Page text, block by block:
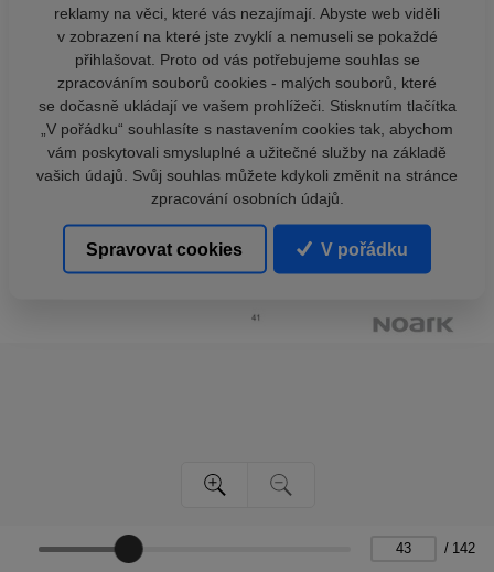
/ 142
reklamy na věci, které vás nezajímají. Abyste web viděli
v zobrazení na které jste zvyklí a nemuseli se pokaždé
přihlašovat. Proto od vás potřebujeme souhlas se
zpracováním souborů cookies - malých souborů, které
se dočasně ukládají ve vašem prohlížeči. Stisknutím tlačítka
„V pořádku“ souhlasíte s nastavením cookies tak, abychom
vám poskytovali smysluplné a užitečné služby na základě
vašich údajů. Svůj souhlas můžete kdykoli změnit na stránce
zpracování osobních údajů.
Spravovat cookies V pořádku